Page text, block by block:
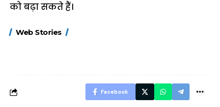
को बढ़ा सकते हैं।
Web Stories
FASTag के ये नए
Facebook